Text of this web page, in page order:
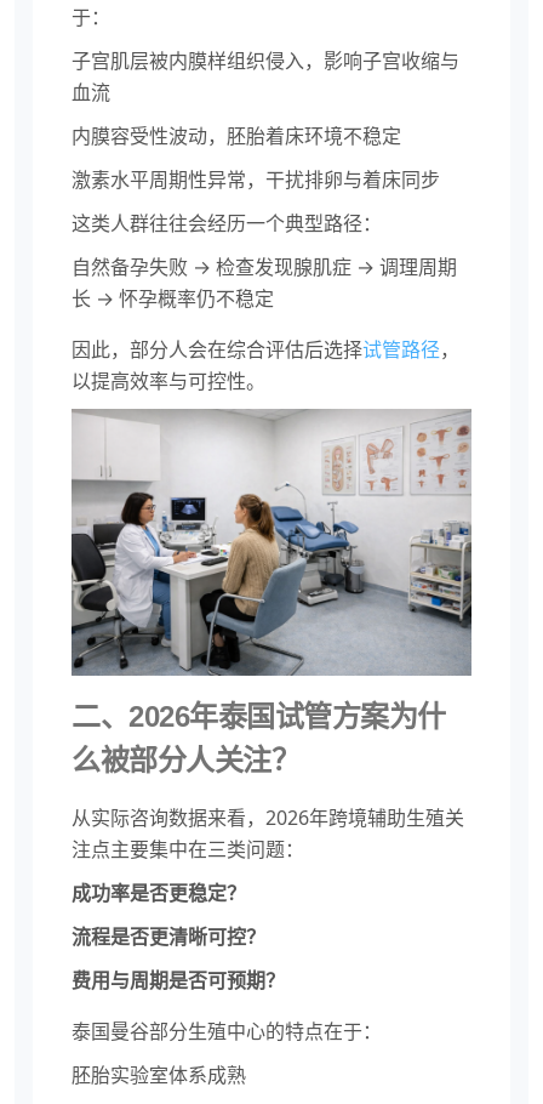
于：
子宫肌层被内膜样组织侵入，影响子宫收缩与
血流
内膜容受性波动，胚胎着床环境不稳定
激素水平周期性异常，干扰排卵与着床同步
这类人群往往会经历一个典型路径：
自然备孕失败 → 检查发现腺肌症 → 调理周期
长 → 怀孕概率仍不稳定
因此，部分人会在综合评估后选择试管路径，
以提高效率与可控性。
二、2026年泰国试管方案为什
么被部分人关注？
从实际咨询数据来看，2026年跨境辅助生殖关
注点主要集中在三类问题：
成功率是否更稳定？
流程是否更清晰可控？
费用与周期是否可预期？
泰国曼谷部分生殖中心的特点在于：
胚胎实验室体系成熟